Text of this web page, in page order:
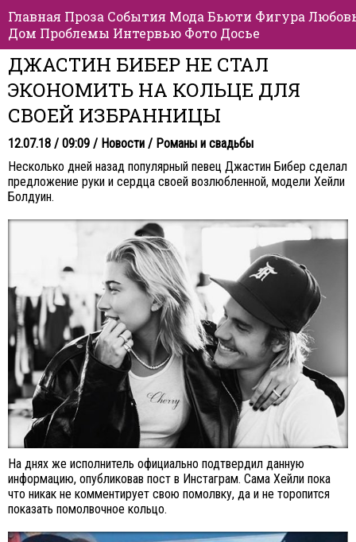
Главная Проза События Мода Бьюти Фигура
Дом Проблемы Интервью Фото Досье
ДЖАСТИН БИБЕР НЕ СТАЛ
ЭКОНОМИТЬ НА КОЛЬЦЕ ДЛЯ
СВОЕЙ ИЗБРАННИЦЫ
12.07.18 / 09:09 / Новости / Романы и свадьбы
Несколько дней назад популярный певец Джастин Бибер сделал
предложение руки и сердца своей возлюбленной, модели Хейли
Болдуин.
На днях же исполнитель официально подтвердил данную
информацию, опубликовав пост в Инстаграм. Сама Хейли пока
что никак не комментирует свою помолвку, да и не торопится
показать помолвочное кольцо.